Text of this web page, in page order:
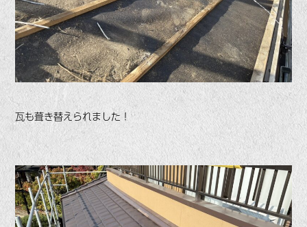
瓦も葺き替えられました！